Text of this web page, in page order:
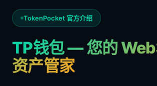
TokenPocket 官方介绍
TP钱包 — 您的
资产管家